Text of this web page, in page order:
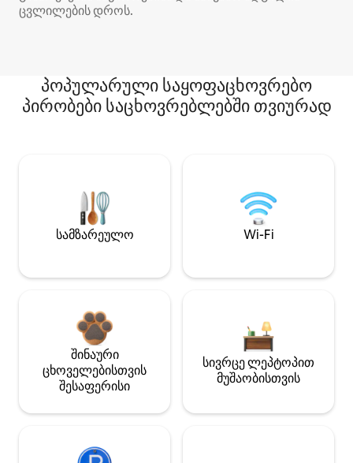
ცვლილების დროს.
პოპულარული საყოფაცხოვრებო
პირობები საცხოვრებლებში თვიურად
სამზარეულო Wi-Fi
შინაური
ცხოველებისთვის
შესაფერისი
სივრცე ლეპტოპით
მუშაობისთვის